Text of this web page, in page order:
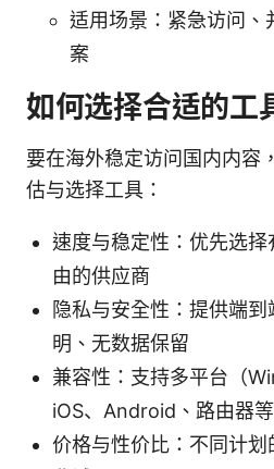
适用场景：紧急访问、
案
如何选择合适的工
要在海外稳定访问国内内容
估与选择工具：
速度与稳定性：优先选
由的供应商
隐私与安全性：提供端
明、无数据保留
兼容性：支持多平台（
iOS、Android、路由器等
价格与性价比：不同计